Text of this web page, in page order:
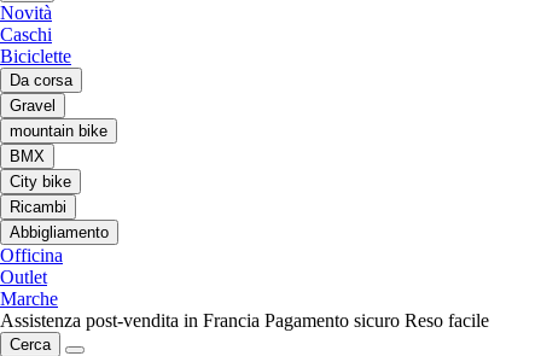
Novità
Caschi
Biciclette
Da corsa
Gravel
mountain bike
BMX
City bike
Ricambi
Abbigliamento
Officina
Outlet
Marche
Assistenza post-vendita in Francia Pagamento sicuro Reso facile
Cerca